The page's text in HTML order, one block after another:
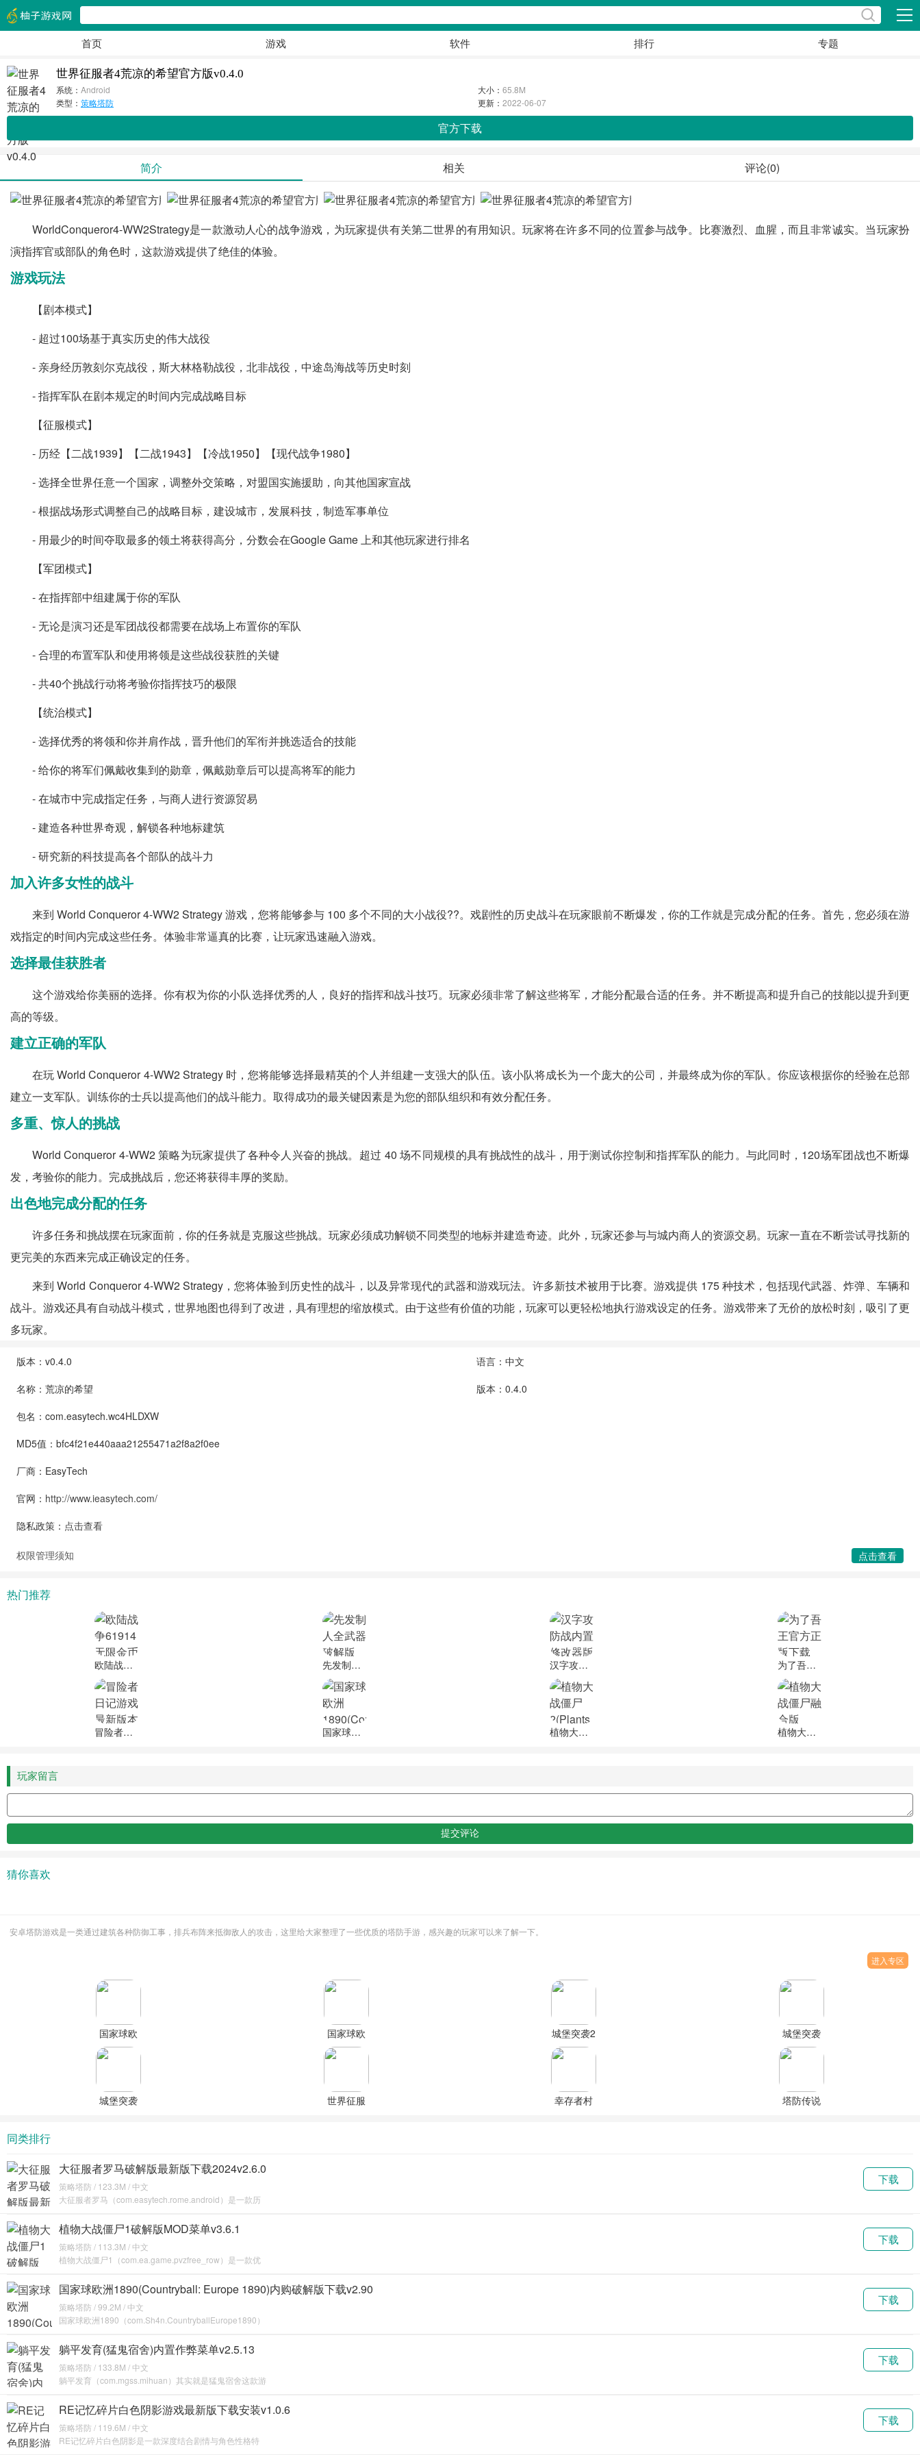
首页 游戏 软件 排行 专题
世界征服者4荒凉的希望官方版v0.4.0
系统： Android 大小：65.8M
类型： 策略塔防 更新：2022-06-07
官方下载
简介 相关 评论(0)
WorldConqueror4-WW2Strategy是一款激动人心的战争游戏，为玩家提供有关第二世界的有用知识。玩家将在许多不同的位置参与战争。比赛激烈、血腥，而且非常诚实。当玩家扮
演指挥官或部队的角色时，这款游戏提供了绝佳的体验。
游戏玩法
【剧本模式】
- 超过100场基于真实历史的伟大战役
- 亲身经历敦刻尔克战役，斯大林格勒战役，北非战役，中途岛海战等历史时刻
- 指挥军队在剧本规定的时间内完成战略目标
【征服模式】
- 历经【二战1939】【二战1943】【冷战1950】【现代战争1980】
- 选择全世界任意一个国家，调整外交策略，对盟国实施援助，向其他国家宣战
- 根据战场形式调整自己的战略目标，建设城市，发展科技，制造军事单位
- 用最少的时间夺取最多的领土将获得高分，分数会在Google Game 上和其他玩家进行排名
【军团模式】
- 在指挥部中组建属于你的军队
- 无论是演习还是军团战役都需要在战场上布置你的军队
- 合理的布置军队和使用将领是这些战役获胜的关键
- 共40个挑战行动将考验你指挥技巧的极限
【统治模式】
- 选择优秀的将领和你并肩作战，晋升他们的军衔并挑选适合的技能
- 给你的将军们佩戴收集到的勋章，佩戴勋章后可以提高将军的能力
- 在城市中完成指定任务，与商人进行资源贸易
- 建造各种世界奇观，解锁各种地标建筑
- 研究新的科技提高各个部队的战斗力
加入许多女性的战斗
来到 World Conqueror 4-WW2 Strategy 游戏，您将能够参与 100 多个不同的大小战役??。戏剧性的历史战斗在玩家眼前不断爆发，你的工作就是完成分配的任务。首先，您必须在游
戏指定的时间内完成这些任务。体验非常逼真的比赛，让玩家迅速融入游戏。
选择最佳获胜者
这个游戏给你美丽的选择。你有权为你的小队选择优秀的人，良好的指挥和战斗技巧。玩家必须非常了解这些将军，才能分配最合适的任务。并不断提高和提升自己的技能以提升到更
高的等级。
建立正确的军队
在玩 World Conqueror 4-WW2 Strategy 时，您将能够选择最精英的个人并组建一支强大的队伍。该小队将成长为一个庞大的公司，并最终成为你的军队。你应该根据你的经验在总部
建立一支军队。训练你的士兵以提高他们的战斗能力。取得成功的最关键因素是为您的部队组织和有效分配任务。
多重、惊人的挑战
World Conqueror 4-WW2 策略为玩家提供了各种令人兴奋的挑战。超过 40 场不同规模的具有挑战性的战斗，用于测试你控制和指挥军队的能力。与此同时，120场军团战也不断爆
发，考验你的能力。完成挑战后，您还将获得丰厚的奖励。
出色地完成分配的任务
许多任务和挑战摆在玩家面前，你的任务就是克服这些挑战。玩家必须成功解锁不同类型的地标并建造奇迹。此外，玩家还参与与城内商人的资源交易。玩家一直在不断尝试寻找新的
更完美的东西来完成正确设定的任务。
来到 World Conqueror 4-WW2 Strategy，您将体验到历史性的战斗，以及异常现代的武器和游戏玩法。许多新技术被用于比赛。游戏提供 175 种技术，包括现代武器、炸弹、车辆和
战斗。游戏还具有自动战斗模式，世界地图也得到了改进，具有理想的缩放模式。由于这些有价值的功能，玩家可以更轻松地执行游戏设定的任务。游戏带来了无价的放松时刻，吸引了更
多玩家。
版本：v0.4.0
语言：中文
名称：荒凉的希望
版本：0.4.0
包名：com.easytech.wc4HLDXW
MD5值：bfc4f21e440aaa21255471a2f8a2f0ee
厂商：EasyTech
官网： http://www.ieasytech.com/
隐私政策： 点击查看
权限管理须知 点击查看
热门推荐
欧陆战争61914无限金币无限勋章版 先发制人全武器破解版 汉字攻防战内置修改器版下载 为了吾王官方正版下载
冒险者日记游戏最新版本下载安装 国家球欧洲1890(Countryball: Europe 1890)正版 植物大战僵尸2(Plants vs Zombies 2)内购破解版 植物大战僵尸融合版(PlantsVsZombiesRH)游戏最新版本下载
玩家留言
猜你喜欢
安卓塔防游戏是一类通过建筑各种防御工事，排兵布阵来抵御敌人的攻击，这里给大家整理了一些优质的塔防手游，感兴趣的玩家可以来了解一下。
进入专区
国家球欧
洲
1890(Countryball:
1890)内购
破解版下
国家球欧
洲
1890(Countryball:
1890)正版
城堡突袭2
无限钻石
全英雄内
城堡突袭
2(Castle
TD2)无限
雄破解版
城堡突袭
世界征服
幸存者村
塔防传说
同类排行
大征服者罗马破解版最新版下载2024v2.6.0
策略塔防 / 123.3M / 中文
大征服者罗马（com.easytech.rome.android）是一款历
下载
植物大战僵尸1破解版MOD菜单v3.6.1
策略塔防 / 113.3M / 中文
植物大战僵尸1（com.ea.game.pvzfree_row）是一款优
下载
国家球欧洲1890(Countryball: Europe 1890)内购破解版下载v2.90
策略塔防 / 99.2M / 中文
国家球欧洲1890（com.Sh4n.CountryballEurope1890）
下载
躺平发育(猛鬼宿舍)内置作弊菜单v2.5.13
策略塔防 / 133.8M / 中文
躺平发育（com.mgss.mihuan）其实就是猛鬼宿舍这款游
下载
RE记忆碎片白色阴影游戏最新版下载安装v1.0.6
策略塔防 / 119.6M / 中文
RE记忆碎片白色阴影是一款深度结合剧情与角色性格特
下载